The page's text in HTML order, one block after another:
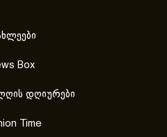
Box
დღიურები
Time